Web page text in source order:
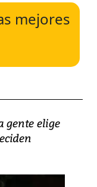
mejores
gente elige